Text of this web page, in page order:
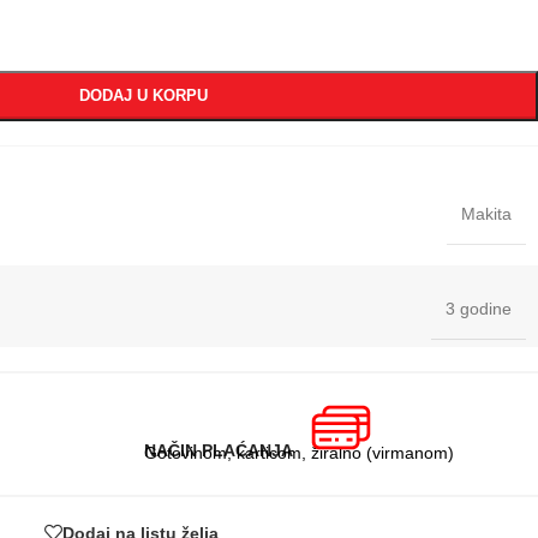
DODAJ U KORPU
Makita
3 godine
NAČIN PLAĆANJA
Gotovinom, karticom, žiralno (virmanom)
Dodaj na listu želja